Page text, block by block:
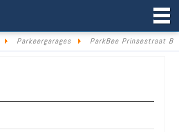
Parkeergarages ParkBee Prinsestraat B